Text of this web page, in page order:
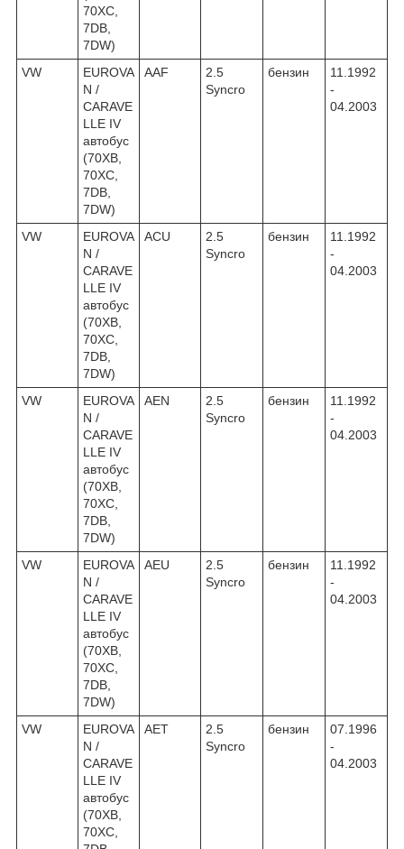
70XC,
7DB,
7DW)
VW
EUROVA
N /
CARAVE
LLE IV
автобус
(70XB,
70XC,
7DB,
7DW)
AAF
2.5
Syncro
бензин
11.1992
-
04.2003
VW
EUROVA
N /
CARAVE
LLE IV
автобус
(70XB,
70XC,
7DB,
7DW)
ACU
2.5
Syncro
бензин
11.1992
-
04.2003
VW
EUROVA
N /
CARAVE
LLE IV
автобус
(70XB,
70XC,
7DB,
7DW)
AEN
2.5
Syncro
бензин
11.1992
-
04.2003
VW
EUROVA
N /
CARAVE
LLE IV
автобус
(70XB,
70XC,
7DB,
7DW)
AEU
2.5
Syncro
бензин
11.1992
-
04.2003
VW
EUROVA
N /
CARAVE
LLE IV
автобус
(70XB,
70XC,
AET
2.5
Syncro
бензин
07.1996
-
04.2003